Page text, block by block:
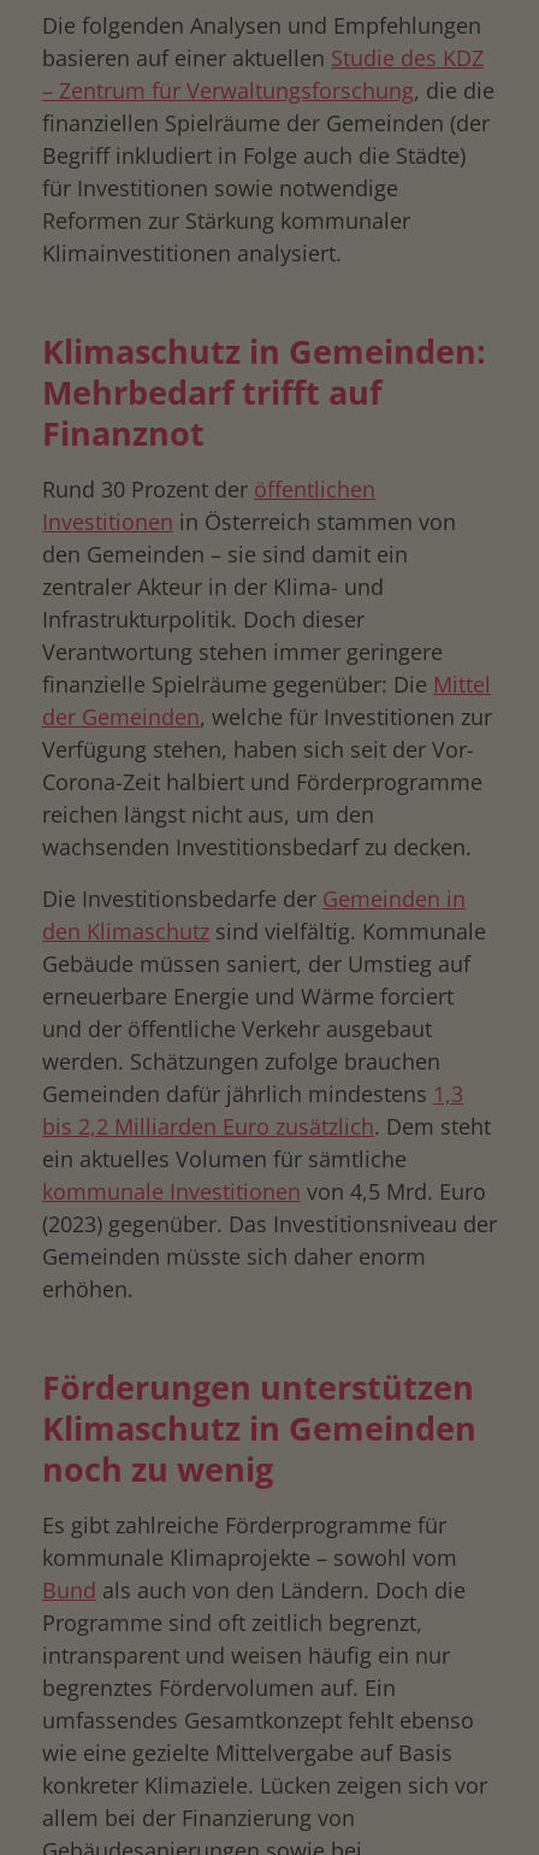
Die folgenden Analysen und Empfehlungen
basieren auf einer aktuellen Studie des KDZ
– Zentrum für Verwaltungsforschung, die die
finanziellen Spielräume der Gemeinden (der
Begriff inkludiert in Folge auch die Städte)
für Investitionen sowie notwendige
Reformen zur Stärkung kommunaler
Klimainvestitionen analysiert.
Klimaschutz in Gemeinden:
Mehrbedarf trifft auf
Finanznot
Rund 30 Prozent der öffentlichen
Investitionen in Österreich stammen von
den Gemeinden – sie sind damit ein
zentraler Akteur in der Klima- und
Infrastrukturpolitik. Doch dieser
Verantwortung stehen immer geringere
finanzielle Spielräume gegenüber: Die Mittel
der Gemeinden, welche für Investitionen zur
Verfügung stehen, haben sich seit der Vor-
Corona-Zeit halbiert und Förderprogramme
reichen längst nicht aus, um den
wachsenden Investitionsbedarf zu decken.
Die Investitionsbedarfe der Gemeinden in
den Klimaschutz sind vielfältig. Kommunale
Gebäude müssen saniert, der Umstieg auf
erneuerbare Energie und Wärme forciert
und der öffentliche Verkehr ausgebaut
werden. Schätzungen zufolge brauchen
Gemeinden dafür jährlich mindestens 1,3
bis 2,2 Milliarden Euro zusätzlich. Dem steht
ein aktuelles Volumen für sämtliche
kommunale Investitionen von 4,5 Mrd. Euro
(2023) gegenüber. Das Investitionsniveau der
Gemeinden müsste sich daher enorm
erhöhen.
Förderungen unterstützen
Klimaschutz in Gemeinden
noch zu wenig
Es gibt zahlreiche Förderprogramme für
kommunale Klimaprojekte – sowohl vom
Bund als auch von den Ländern. Doch die
Programme sind oft zeitlich begrenzt,
intransparent und weisen häufig ein nur
begrenztes Fördervolumen auf. Ein
umfassendes Gesamtkonzept fehlt ebenso
wie eine gezielte Mittelvergabe auf Basis
konkreter Klimaziele. Lücken zeigen sich vor
allem bei der Finanzierung von
drucken